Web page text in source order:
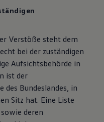
Verstöße steht dem
bei der zuständigen
Aufsichtsbehörde in
ist der
des Bundeslandes, in
Sitz hat. Eine Liste
deren